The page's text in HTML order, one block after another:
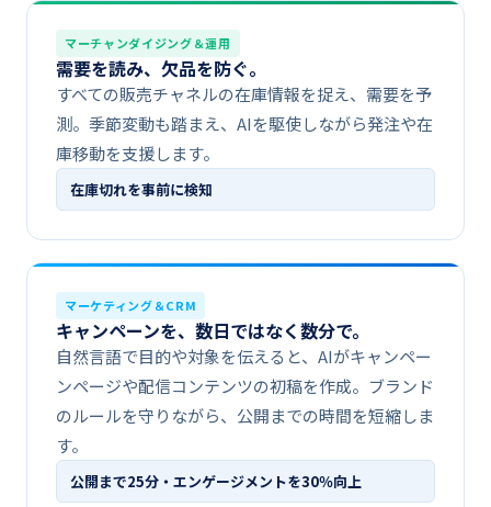
マーチャンダイジング＆運用
需要を​​読み、​​欠品を​​防ぐ。
すべての​販売チャネルの​在庫情報を​捉え、​需要を​予
測。​季節変動も​踏まえ、​AIを​駆使しながら​発注や​在
庫移動を​支援します。
在庫切れを​​事前に​​検知
マーケティング＆CRM
キャンペーンを、​​数日ではなく​​数分で。
自然言語で​目的や​対象を​伝えると、​AIが​キャンペー
ンページや​配信コンテンツの​初稿を​作成。​ブランド
の​ルールを​守りながら、​公開までの​時間を​短縮しま
す。
公開まで​​25分・エンゲージメントを​​30％向上